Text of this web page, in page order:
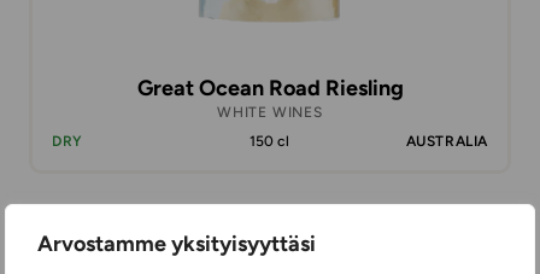
Arvostamme yksityisyyttäsi
Great Ocean Road Riesling
WHITE WINES
DRY
150 cl AUSTRALIA